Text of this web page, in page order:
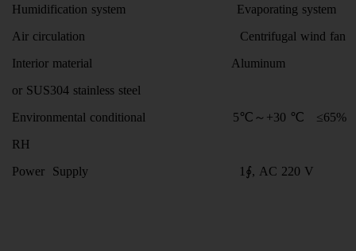
Humidification system Evaporating system
Air circulation Centrifugal wind fan
Interior material Aluminum
or SUS304 stainless steel
Environmental conditional 5℃～+30 ℃ ≤65%
RH
Power Supply 1∮, AC 220 V